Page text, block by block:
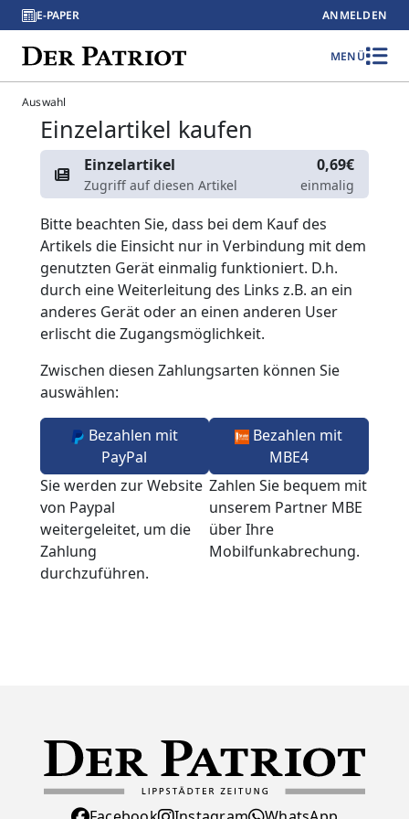
E-PAPER ANMELDEN
MENÜ
Auswahl
Einzelartikel kaufen
Einzelartikel
Zugriff auf diesen Artikel
0,69€
einmalig
Bitte beachten Sie, dass bei dem Kauf des
Artikels die Einsicht nur in Verbindung mit dem
genutzten Gerät einmalig funktioniert. D.h.
durch eine Weiterleitung des Links z.B. an ein
anderes Gerät oder an einen anderen User
erlischt die Zugangsmöglichkeit.
Zwischen diesen Zahlungsarten können Sie
auswählen:
Bezahlen mit
PayPal
Sie werden zur Website
von Paypal
weitergeleitet, um die
Zahlung
durchzuführen.
Bezahlen mit
MBE4
Zahlen Sie bequem mit
unserem Partner MBE
über Ihre
Mobilfunkabrechung.